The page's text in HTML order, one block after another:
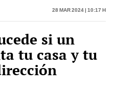
28 Mar 2024 | 10:17 h
si un
tu casa y tu